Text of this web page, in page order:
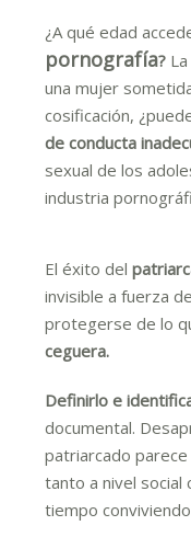
¿A qué edad
pornografía?
una mujer
cosificación,
de conducta
sexual de los
industria
El éxito del
invisible a fuerza de
protegerse de lo
ceguera.
Definirlo e
documental.
patriarcado
tanto a nivel social
tiempo